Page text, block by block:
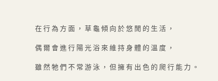
在行為方面，草龜傾向於悠閒的生活，
偶爾會進行陽光浴來維持身體的溫度，
雖然牠們不常游泳，但擁有出色的爬行能力。